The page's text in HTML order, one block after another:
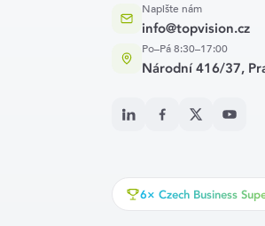
Napište nám
info@topvision.cz
Po–Pá 8:30–17:00
Národní 416/37,
6× Czech Business